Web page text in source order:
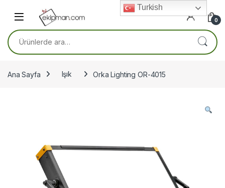
0
Ara:
Ana Sayfa Işık Orka Lighting OR-4015
Turkish